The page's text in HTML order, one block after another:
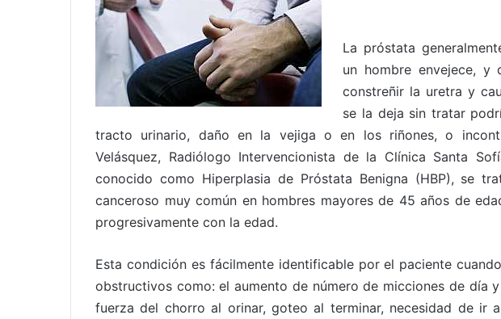
La próstata
un hombre envejece, y
constreñir la uretra y
se la deja sin tratar
tracto urinario, daño en la vejiga o en los riñones, o
Velásquez, Radiólogo Intervencionista de la Clínica Santa
conocido como Hiperplasia de Próstata Benigna (HBP), se
canceroso muy común en hombres mayores de 45 años de
progresivamente con la edad.
Esta condición es fácilmente identificable por el paciente
obstructivos como: el aumento de número de micciones de día
fuerza del chorro al orinar, goteo al terminar, necesidad de ir